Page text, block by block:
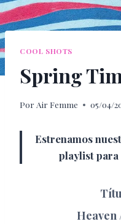
COOL SHOTS
Spring
Por Air Femme 05/04/
Estrenamos
playlist para
Heaven